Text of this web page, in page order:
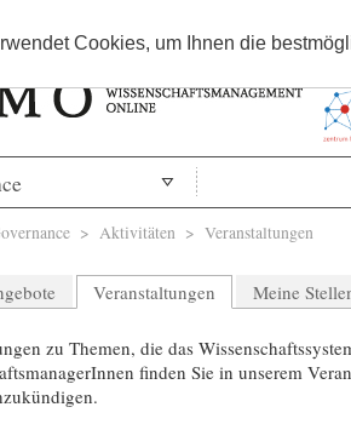
Cookies, um Ihnen die
hier> Aktivitäten > Veranstaltungen
Veranstaltungen Meine
zu Themen, die das
finden Sie in unserem